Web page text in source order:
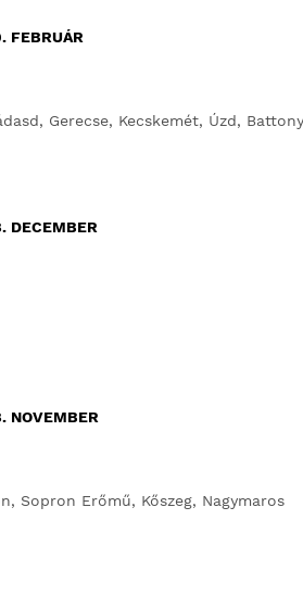
FEBRUÁR
Gerecse, Kecskemét, Úzd,
DECEMBER
NOVEMBER
Sopron Erőmű, Kőszeg, Nagymaros